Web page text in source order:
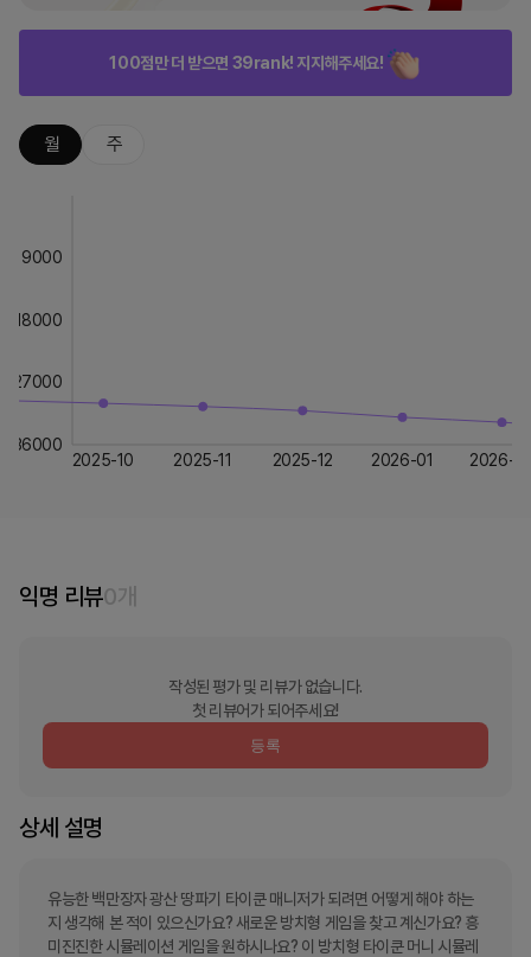
100점만 더 받으면 39rank! 지지해주세요!
월 주
2025-10 2025-11 2025-12 2026-01 2026-
9000
18000
27000
36000
익명 리뷰0개
작성된 평가 및 리뷰가 없습니다.
첫 리뷰어가 되어주세요!
등록
상세 설명
유능한 백만장자 광산 땅파기 타이쿤 매니저가 되려면 어떻게 해야 하는
지 생각해 본 적이 있으신가요? 새로운 방치형 게임을 찾고 계신가요? 흥
미진진한 시뮬레이션 게임을 원하시나요? 이 방치형 타이쿤 머니 시뮬레